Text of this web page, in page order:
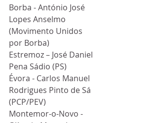
Borba - António José
Lopes Anselmo
(Movimento Unidos
por Borba)
Estremoz – José Daniel
Pena Sádio (PS)
Évora - Carlos Manuel
Rodrigues Pinto de Sá
(PCP/PEV)
Montemor-o-Novo -